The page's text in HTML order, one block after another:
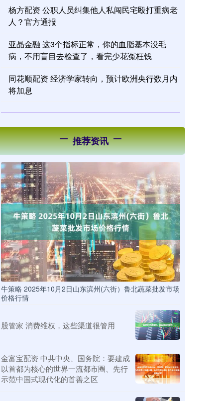
杨方配资 公职人员纠集他人私闯民宅殴打重病老
人？官方通报
亚晶金融 这3个指标正常，你的血脂基本没毛
病，不用盲目去检查了，看完少花冤枉钱
同花顺配资 经济学家转向，预计欧洲央行数月内
将加息
推荐资讯
牛策略 2025年10月2日山东滨州(六街）鲁北蔬菜批发市场
价格行情
股管家 消费维权，这些渠道很管用
金富宝配资 中共中央、国务院：要建成
以首都为核心的世界一流都市圈、先行
示范中国式现代化的首善之区